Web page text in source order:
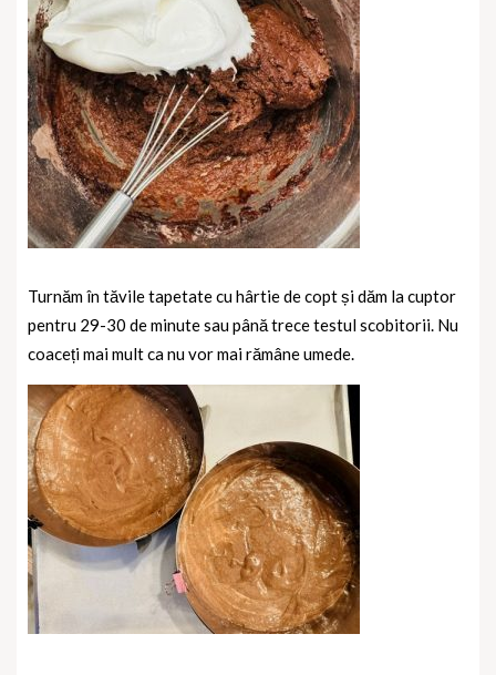
Turnăm în tăvile tapetate cu hârtie de copt și dăm la cuptor
pentru 29-30 de minute sau până trece testul scobitorii. Nu
coaceți mai mult ca nu vor mai rămâne umede.